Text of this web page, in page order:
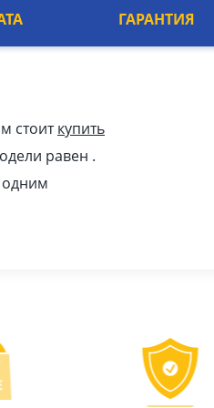
ГАРАНТИЯ
стоиткупить
равен .
одним